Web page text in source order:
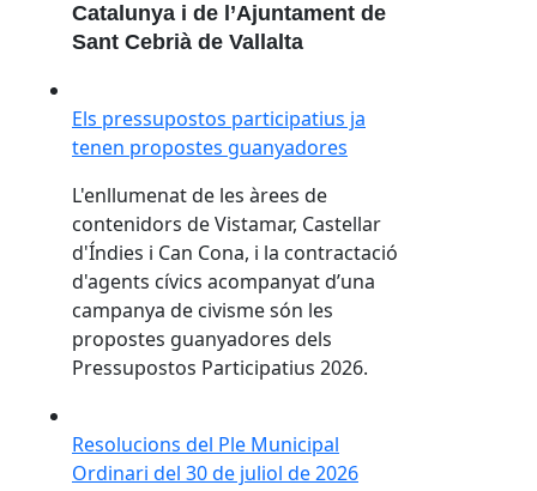
Catalunya i de l’Ajuntament de
Sant Cebrià de Vallalta
Els pressupostos participatius ja
tenen propostes guanyadores
L'enllumenat de les àrees de
contenidors de Vistamar, Castellar
d'Índies i Can Cona, i la contractació
d'agents cívics acompanyat d’una
campanya de civisme són les
propostes guanyadores dels
Pressupostos Participatius 2026.
Resolucions del Ple Municipal
Ordinari del 30 de juliol de 2026